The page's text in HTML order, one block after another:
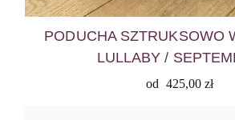
PODUCHA SZTRUKSOWO
LULLABY /
od 425,00 zł